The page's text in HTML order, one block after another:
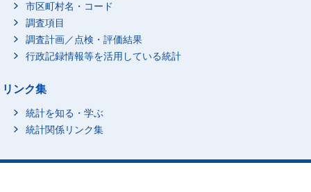
市区町村名・コード
調査項目
調査計画／点検・評価結果
行政記録情報等を活用している統計
リンク集
統計を知る・学ぶ
統計関係リンク集